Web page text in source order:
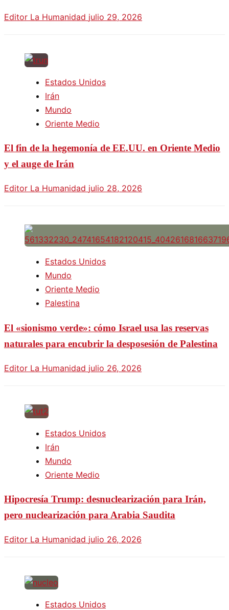
Editor La Humanidad julio 29, 2026
Estados Unidos
Irán
Mundo
Oriente Medio
El fin de la hegemonía de EE.UU. en Oriente Medio
y el auge de Irán
Editor La Humanidad julio 28, 2026
Estados Unidos
Mundo
Oriente Medio
Palestina
El «sionismo verde»: cómo Israel usa las reservas
naturales para encubrir la desposesión de Palestina
Editor La Humanidad julio 26, 2026
Estados Unidos
Irán
Mundo
Oriente Medio
Hipocresía Trump: desnuclearización para Irán,
pero nuclearización para Arabia Saudita
Editor La Humanidad julio 26, 2026
Estados Unidos